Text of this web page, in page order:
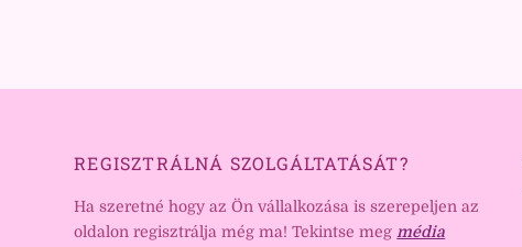
REGISZTRÁLNÁ SZOLGÁLTATÁSÁT?
Ha szeretné hogy az Ön vállalkozása is szerepeljen az
oldalon regisztrálja még ma! Tekintse megmédia